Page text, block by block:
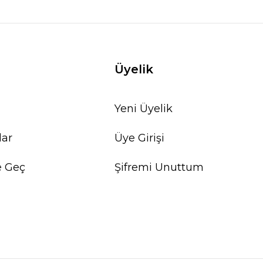
Geç
Üyelik
Yeni Üyelik
Üye Girişi
Şifremi Unuttum